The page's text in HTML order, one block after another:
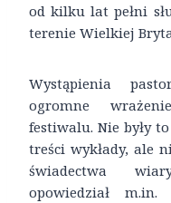
od kilku lat pełni
terenie Wielkiej
Wystąpienia
ogromne
festiwalu. Nie były
treści wykłady, ale
świadectwa
opowiedział